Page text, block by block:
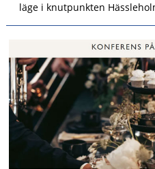
läge i knutpunkten